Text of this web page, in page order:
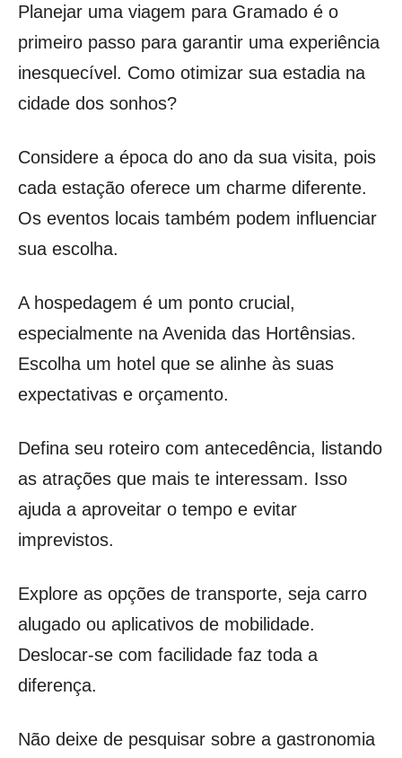
Planejar uma viagem para Gramado é o
primeiro passo para garantir uma experiência
inesquecível. Como otimizar sua estadia na
cidade dos sonhos?
Considere a época do ano da sua visita, pois
cada estação oferece um charme diferente.
Os eventos locais também podem influenciar
sua escolha.
A hospedagem é um ponto crucial,
especialmente na Avenida das Hortênsias.
Escolha um hotel que se alinhe às suas
expectativas e orçamento.
Defina seu roteiro com antecedência, listando
as atrações que mais te interessam. Isso
ajuda a aproveitar o tempo e evitar
imprevistos.
Explore as opções de transporte, seja carro
alugado ou aplicativos de mobilidade.
Deslocar-se com facilidade faz toda a
diferença.
Não deixe de pesquisar sobre a gastronomia